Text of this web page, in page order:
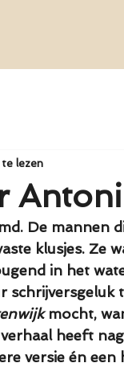
lezen
De mannen
klusjes. Ze
in het
mocht,
heeft
versie én een